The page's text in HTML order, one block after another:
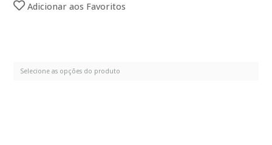
Adicionar aos Favoritos